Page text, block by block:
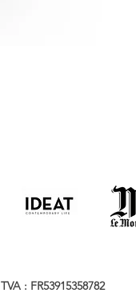
TVA : FR53915358782